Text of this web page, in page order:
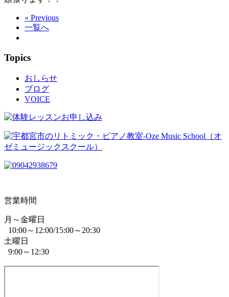
« Previous
一覧へ
Topics
おしらせ
ブログ
VOICE
営業時間
月～金曜日
10:00～12:00/15:00～20:30
土曜日
9:00～12:30